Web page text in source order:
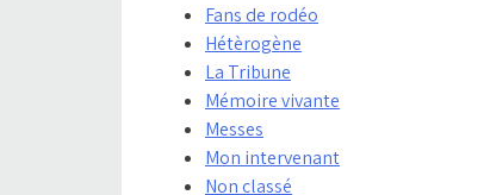
Fans de rodéo
Hétèrogène
La Tribune
Mémoire vivante
Messes
Mon intervenant
Non classé